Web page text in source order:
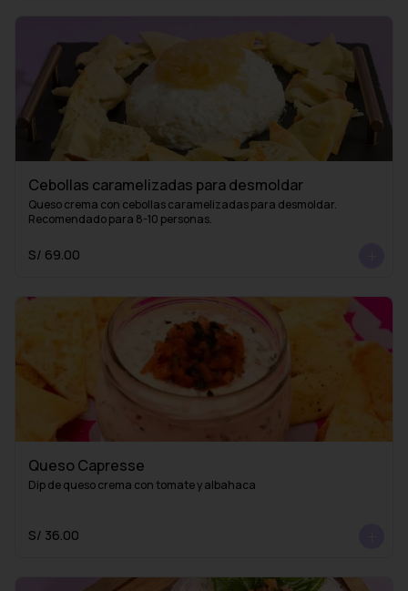
Cebollas caramelizadas para desmoldar
Queso crema con cebollas caramelizadas para desmoldar.
Recomendado para 8-10 personas.
S/ 69.00
Queso Capresse
Dip de queso crema con tomate y albahaca
S/ 36.00